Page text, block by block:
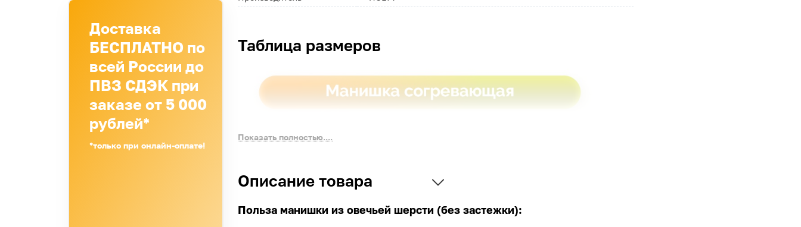
Доставка
БЕСПЛАТНО по
всей России до
ПВЗ СДЭК при
заказе от 5 000
рублей*
*только при онлайн-оплате!
Таблица размеров
Показать полностью....
Описание товара
Польза манишки из овечьей шерсти (без застежки):